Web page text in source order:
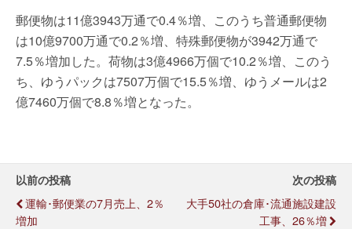
郵便物は11億3943万通で0.4％増、このうち普通郵便物
は10億9700万通で0.2％増、特殊郵便物が3942万通で
7.5％増加した。荷物は3億4966万個で10.2％増、このう
ち、ゆうパックは7507万個で15.5％増、ゆうメールは2
億7460万個で8.8％増となった。
以前の投稿
運輸･郵便業の7月売上、2％
増加
次の投稿
大手50社の倉庫･流通施設建設
工事、26％増